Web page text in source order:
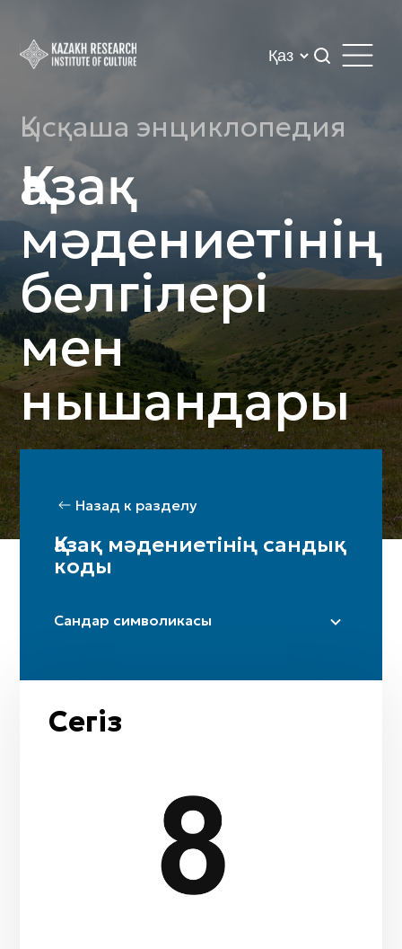
Қысқаша энциклопедия
Қазақ
мәдениетінің
белгілері
мен
нышандары
Назад к разделу
Қазақ мәдениетінің сандық
коды
Сандар символикасы
Екi
Үш
Төрт
Жиырма бес
Сегіз